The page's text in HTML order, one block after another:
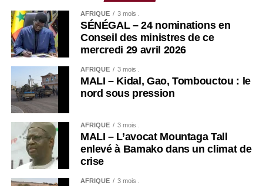
AFRIQUE 3 mois .
SÉNÉGAL – 24 nominations en
Conseil des ministres de ce
mercredi 29 avril 2026
AFRIQUE 3 mois .
MALI – Kidal, Gao, Tombouctou : le
nord sous pression
AFRIQUE 3 mois .
MALI – L’avocat Mountaga Tall
enlevé à Bamako dans un climat de
crise
AFRIQUE 3 mois .